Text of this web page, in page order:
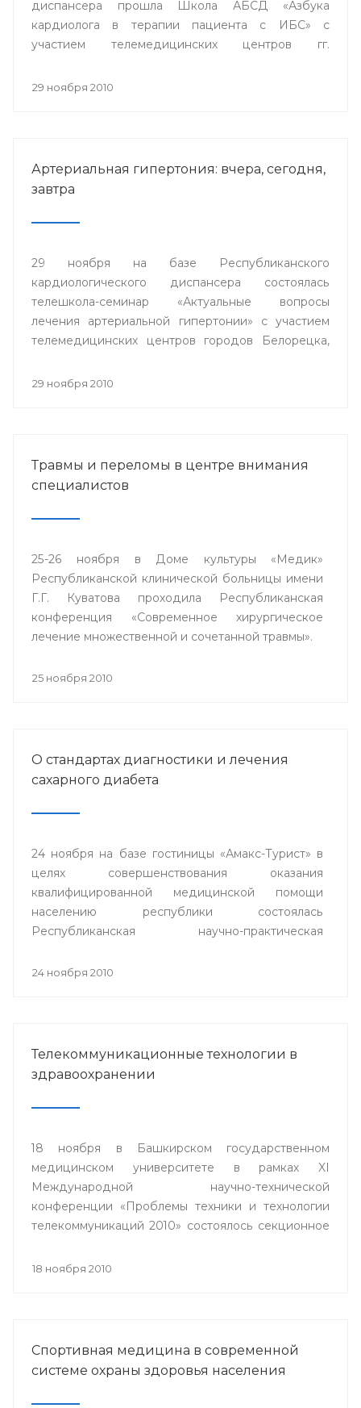
диспансера прошла Школа АБСД «Азбука
кардиолога в терапии пациента с ИБС» с
участием телемедицинских центров гг.
29 ноября 2010
Артериальная гипертония: вчера, сегодня,
завтра
29 ноября на базе Республиканского
кардиологического диспансера состоялась
телешкола-семинар «Актуальные вопросы
лечения артериальной гипертонии» с участием
телемедицинских центров городов Белорецка,
республики.
29 ноября 2010
Травмы и переломы в центре внимания
специалистов
25-26 ноября в Доме культуры «Медик»
Республиканской клинической больницы имени
Г.Г. Куватова проходила Республиканская
конференция «Современное хирургическое
лечение множественной и сочетанной травмы».
25 ноября 2010
О стандартах диагностики и лечения
сахарного диабета
24 ноября на базе гостиницы «Амакс-Турист» в
целях совершенствования оказания
квалифицированной медицинской помощи
населению республики состоялась
Республиканская научно-практическая
лечения сахарного диабета».
24 ноября 2010
Телекоммуникационные технологии в
здравоохранении
18 ноября в Башкирском государственном
медицинском университете в рамках XI
Международной научно-технической
конференции «Проблемы техники и технологии
телекоммуникаций 2010» состоялось секционное
18 ноября 2010
Спортивная медицина в современной
системе охраны здоровья населения